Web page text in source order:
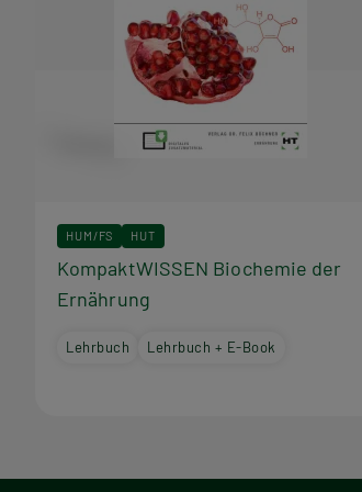
HUM/FS HUT
KompaktWISSEN Biochemie der
Ernährung
Lehrbuch Lehrbuch + E-Book